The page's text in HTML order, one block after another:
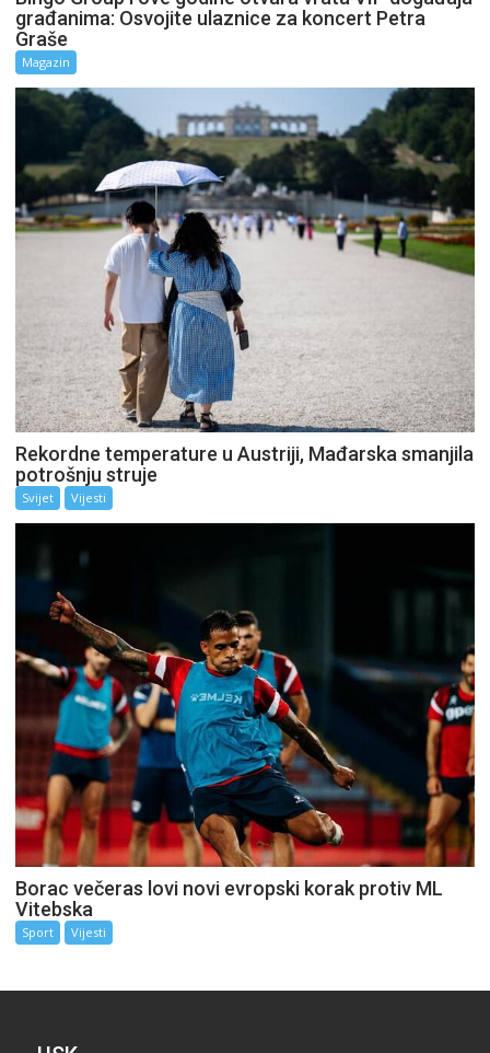
građanima: Osvojite ulaznice za koncert Petra
Graše
Magazin
Rekordne temperature u Austriji, Mađarska smanjila
potrošnju struje
Svijet Vijesti
Borac večeras lovi novi evropski korak protiv ML
Vitebska
Sport Vijesti